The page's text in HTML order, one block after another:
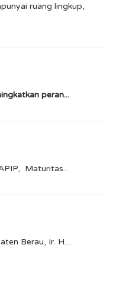
ruang lingkup,
peran...
Maturitas...
Berau, Ir. H....